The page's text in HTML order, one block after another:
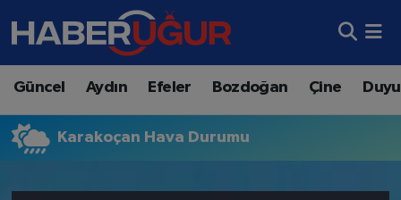
Güncel Aydın Efeler Bozdoğan Çine
Karakoçan Hava Durumu
Aydın Nöbetçi Eczaneler
Aydın Hava Durumu